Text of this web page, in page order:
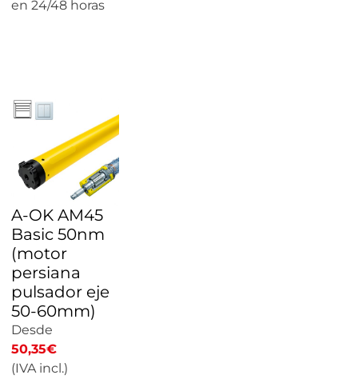
en 24/48 horas
A-OK AM45
Basic 50nm
(motor
persiana
pulsador eje
50-60mm)
Desde
50,35€
(IVA incl.)